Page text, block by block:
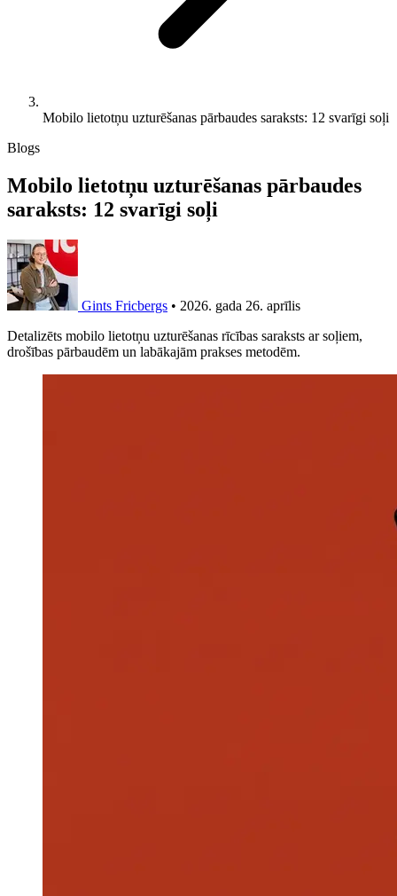
Mobilo lietotņu uzturēšanas pārbaudes saraksts: 12 svarīgi soļi
Blogs
Mobilo lietotņu uzturēšanas pārbaudes
saraksts: 12 svarīgi soļi
Gints Fricbergs • 2026. gada 26. aprīlis
Detalizēts mobilo lietotņu uzturēšanas rīcības saraksts ar soļiem,
drošības pārbaudēm un labākajām prakses metodēm.